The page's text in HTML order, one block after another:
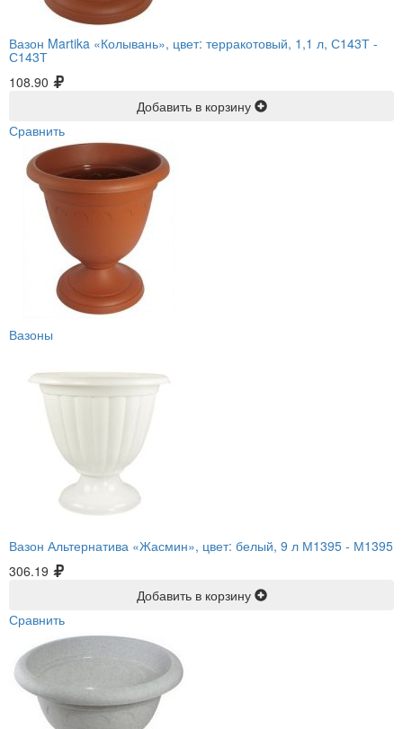
Вазон Martika «Колывань», цвет: терракотовый, 1,1 л, С143Т -
С143Т
108.90
Добавить в корзину
Сравнить
Вазоны
Вазон Альтернатива «Жасмин», цвет: белый, 9 л М1395 - М1395
306.19
Добавить в корзину
Сравнить